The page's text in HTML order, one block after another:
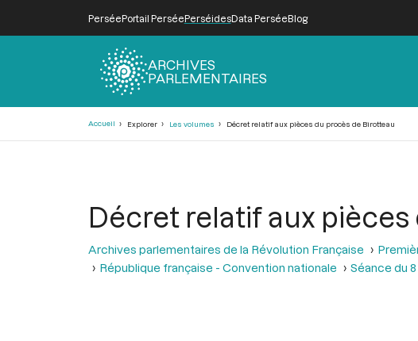
PerséePortail PerséePerséidesData PerséeBlog
ARCHIVES
PARLEMENTAIRES
Accueil Explorer Les volumes Décret relatif aux pièces du procès de Birotteau
Décret relatif aux
Archives parlementaires de la Révolution Française
République française - Convention nationale
Séance du